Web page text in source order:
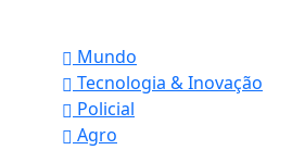
Mundo
Tecnologia & Inovação
Policial
Agro